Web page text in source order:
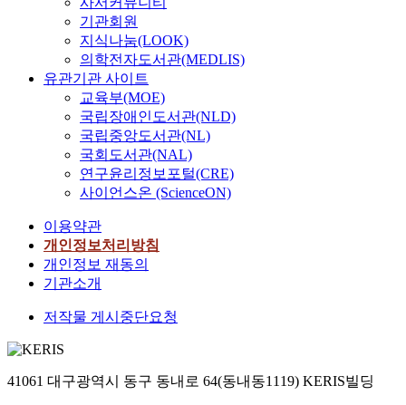
기관회원
지식나눔(LOOK)
의학전자도서관(MEDLIS)
유관기관 사이트
교육부(MOE)
국립장애인도서관(NLD)
국립중앙도서관(NL)
국회도서관(NAL)
연구윤리정보포털(CRE)
사이언스온 (ScienceON)
이용약관
개인정보처리방침
개인정보 재동의
기관소개
저작물 게시중단요청
41061 대구광역시 동구 동내로 64(동내동1119) KERIS빌딩